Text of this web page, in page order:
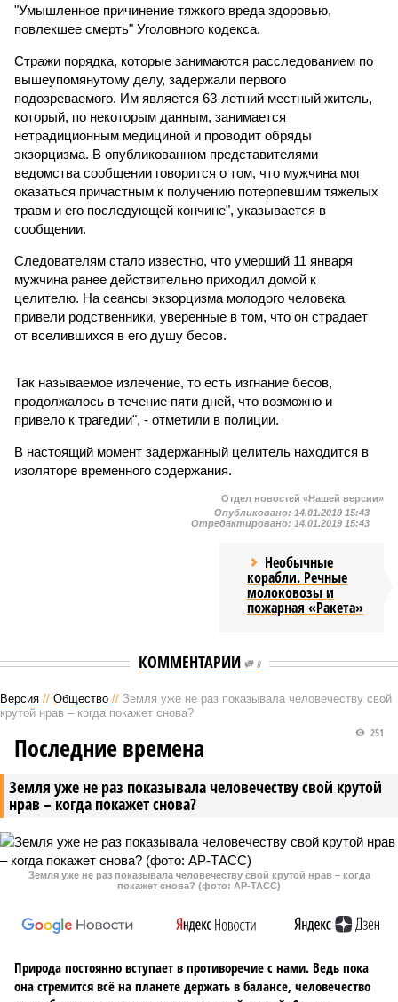
"Умышленное причинение тяжкого вреда здоровью,
повлекшее смерть" Уголовного кодекса.
Стражи порядка, которые занимаются расследованием по
вышеупомянутому делу, задержали первого
подозреваемого. Им является 63-летний местный житель,
который, по некоторым данным, занимается
нетрадиционным медициной и проводит обряды
экзорцизма. В опубликованном представителями
ведомства сообщении говорится о том, что мужчина мог
оказаться причастным к получению потерпевшим тяжелых
травм и его последующей кончине", указывается в
сообщении.
Следователям стало известно, что умерший 11 января
мужчина ранее действительно приходил домой к
целителю. На сеансы экзорцизма молодого человека
привели родственники, уверенные в том, что он страдает
от вселившихся в его душу бесов.
Так называемое излечение, то есть изгнание бесов,
продолжалось в течение пяти дней, что возможно и
привело к трагедии", - отметили в полиции.
В настоящий момент задержанный целитель находится в
изоляторе временного содержания.
Отдел новостей «Нашей версии»
Опубликовано: 14.01.2019 15:43
Отредактировано: 14.01.2019 15:43
Необычные
корабли. Речные
молоковозы и
пожарная «Ракета»
КОММЕНТАРИИ 0
Версия // Общество // Земля уже не раз показывала человечеству свой
крутой нрав – когда покажет снова?
Земля уже не раз показывала человечеству свой крутой
нрав – когда покажет снова?
251
Последние времена
Земля уже не раз показывала человечеству свой крутой нрав – когда
покажет снова? (фото: АР-ТАСС)
Природа постоянно вступает в противоречие с нами. Ведь пока
она стремится всё на планете держать в балансе, человечество